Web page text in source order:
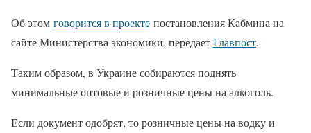
Об этом говорится в проекте постановления Кабмина на
сайте Министерства экономики, передаетГлавпост.
Таким образом, в Украине собираются поднять
минимальные оптовые и розничные цены на алкоголь.
Если документ одобрят, то розничные цены на водку и